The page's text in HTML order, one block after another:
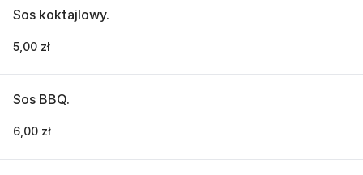
Sos koktajlowy.
5,00 zł
Sos BBQ.
6,00 zł